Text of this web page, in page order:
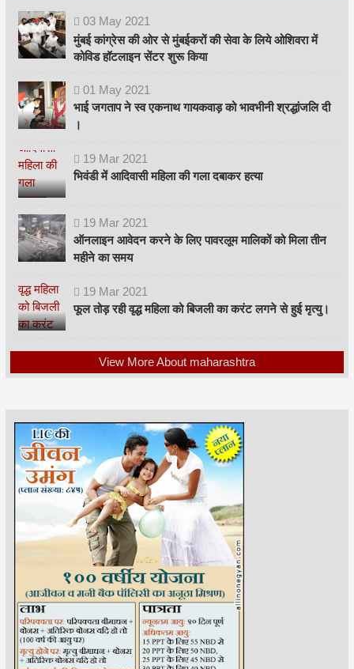
03 May 2021
मुंबई कांग्रेस की ओर से मुंबईकरों की सेवा के लिये ओशिवरा में
कोविड हॉटलाइन सेंटर शुरू किया
01 May 2021
भाई जगताप ने स्व एकनाथ गायकवाड़ को भावभीनी श्रद्धांजलि दी
।
19 Mar 2021
भिवंडी में आदिवासी महिला की गला दबाकर हत्या
19 Mar 2021
ऑनलाइन आवेदन करने के लिए पावरलूम मालिकों को मिला तीन
महीने का समय
19 Mar 2021
फूल तोड़ रही वृद्ध महिला को बिजली का करंट लगने से हुई मृत्यु।
View More About maharashtra